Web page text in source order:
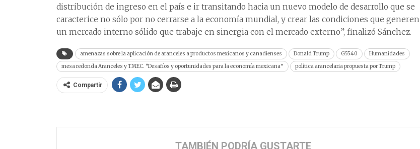
distribución de ingreso en el país e ir transitando hacia un nuevo modelo de desarrollo que se
caracterice no sólo por no cerrarse a la economía mundial, y crear las condiciones que generen
un mercado interno sólido que trabaje en sinergia con el mercado externo”, finalizó Sánchez.
amenazas sobre la aplicación de aranceles a productos mexicanos y canadienses Donald Trump G5540
Humanidades
mesa redonda Aranceles y TMEC. “Desafíos y oportunidades para la economía mexicana”
política arancelaria propuesta por Trump
Compartir
TAMBIÉN PODRÍA GUSTARTE